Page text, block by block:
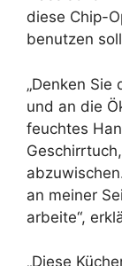
diese Chip-
benutzen
„Denken
und an die
feuchtes
an meiner
arbeite“,
„Diese